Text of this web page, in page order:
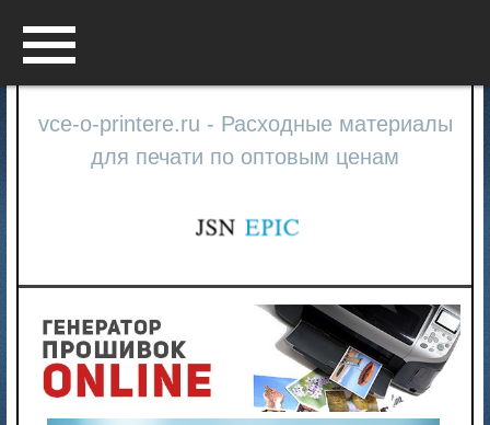
vce-o-printere.ru - Расходные материалы
для печати по оптовым ценам